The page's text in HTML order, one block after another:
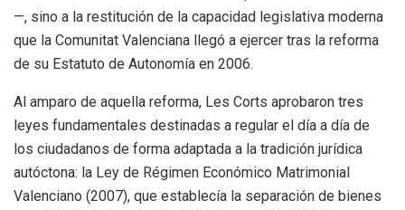
—, sino a la restitución de la capacidad legislativa moderna
que la Comunitat Valenciana llegó a ejercer tras la reforma
de su Estatuto de Autonomía en 2006.
Al amparo de aquella reforma, Les Corts aprobaron tres
leyes fundamentales destinadas a regular el día a día de
los ciudadanos de forma adaptada a la tradición jurídica
autóctona: la Ley de Régimen Económico Matrimonial
Valenciano (2007), que establecía la separación de bienes